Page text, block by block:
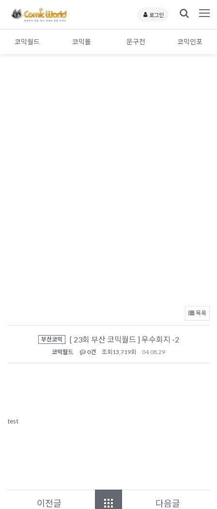
로그인
코믹월드 코믹몰 문구전 코믹인포
목록
부산코믹 [ 23회 부산 코믹월드 ] 우수회지 -2
코믹월드 0건 조회 13,719회 04.08.29
test
이전글 다음글